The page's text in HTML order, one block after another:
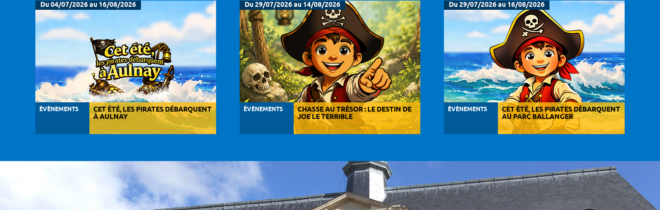
Du 04/07/2026 au 16/08/2026
ÉVÈNEMENTS CET ÉTÉ, LES PIRATES DÉBARQUENT
À AULNAY
Du 29/07/2026 au 14/08/2026
ÉVÈNEMENTS CHASSE AU TRÉSOR : LE DESTIN DE
JOE LE TERRIBLE
Du 29/07/2026 au 16/08/2026
ÉVÈNEMENTS CET ÉTÉ, LES PIRATES DÉBARQUENT
AU PARC BALLANGER